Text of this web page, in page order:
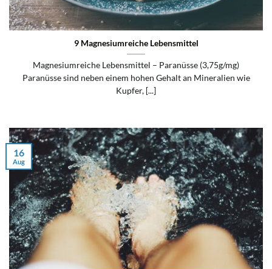
9 Magnesiumreiche Lebensmittel
Magnesiumreiche Lebensmittel – Paranüsse (3,75g/mg)
Paranüsse sind neben einem hohen Gehalt an Mineralien wie
Kupfer, [...]
16
Aug